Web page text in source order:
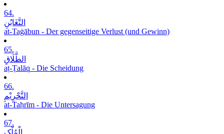
64.
التَّغَابُنِ
at-Taġābun - Der gegenseitige Verlust (und Gewinn)
65.
الطَّلَاقِ
aṭ-Ṭalāq - Die Scheidung
66.
التَّحْرِیْمِ
at-Taḥrīm - Die Untersagung
67.